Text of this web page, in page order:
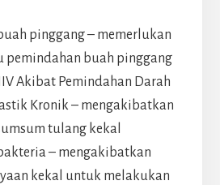
pinggang – memerlukan
pemindahan buah pinggang
Akibat Pemindahan Darah
Kronik – mengakibatkan
tulang kekal
– mengakibatkan
kekal untuk melakukan